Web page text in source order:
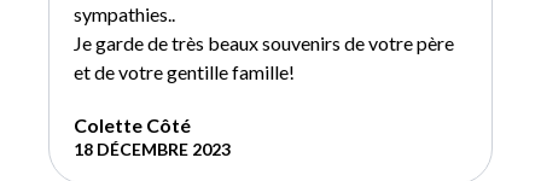
sympathies..
Je garde de très beaux souvenirs de votre père
et de votre gentille famille!
Colette Côté
18 DÉCEMBRE 2023